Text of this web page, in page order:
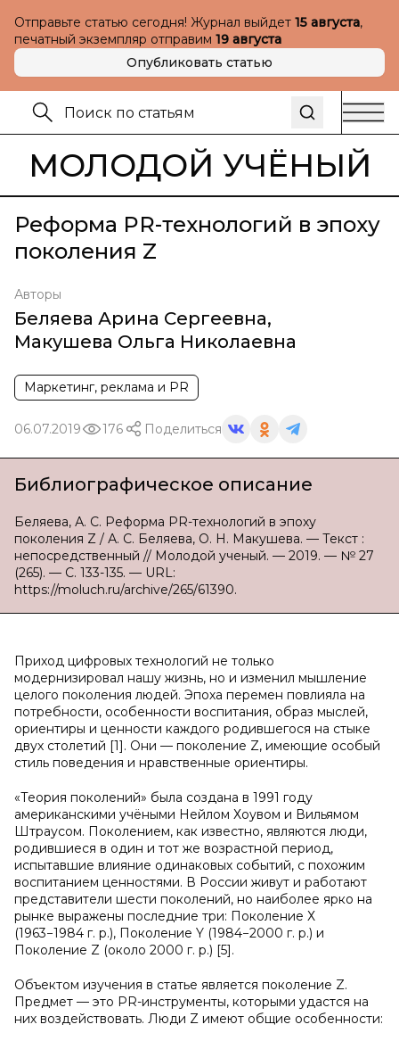
Отправьте статью сегодня! Журнал выйдет 15 августа,
печатный экземпляр отправим 19 августа
Опубликовать статью
МОЛОДОЙ УЧЁНЫЙ
Реформа PR-технологий в эпоху
поколения Z
Авторы
Беляева Арина Сергеевна,
Макушева Ольга Николаевна
Маркетинг, реклама и PR
06.07.2019 176 Поделиться
Библиографическое описание
Беляева, А. С. Реформа PR-технологий в эпоху
поколения Z / А. С. Беляева, О. Н. Макушева. — Текст :
непосредственный // Молодой ученый. — 2019. — № 27
(265). — С. 133-135. — URL:
https://moluch.ru/archive/265/61390.
Приход цифровых технологий не только
модернизировал нашу жизнь, но и изменил мышление
целого поколения людей. Эпоха перемен повлияла на
потребности, особенности воспитания, образ мыслей,
ориентиры и ценности каждого родившегося на стыке
двух столетий [1]. Они — поколение Z, имеющие особый
стиль поведения и нравственные ориентиры.
«Теория поколений» была создана в 1991 году
американскими учёными Нейлом Хоувом и Вильямом
Штраусом. Поколением, как известно, являются люди,
родившиеся в один и тот же возрастной период,
испытавшие влияние одинаковых событий, с похожим
воспитанием ценностями. В России живут и работают
представители шести поколений, но наиболее ярко на
рынке выражены последние три: Поколение Х
(1963−1984 г. р.), Поколение Y (1984−2000 г. р.) и
Поколение Z (около 2000 г. р.) [5].
Объектом изучения в статье является поколение Z.
Предмет — это PR-инструменты, которыми удастся на
них воздействовать. Люди Z имеют общие особенности: